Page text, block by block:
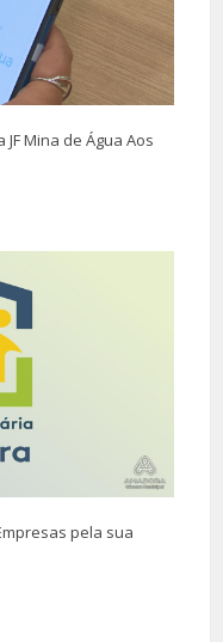
Mina de Água Aos
pela sua